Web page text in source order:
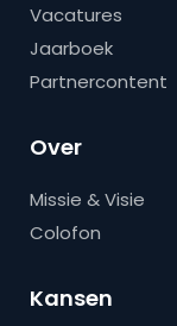
Vacatures
Jaarboek
Partnercontent
Over
Missie & Visie
Colofon
Kansen